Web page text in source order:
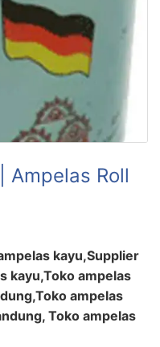
Ampelas Roll
kayu,Supplier
kayu,Toko ampelas
ampelas
Toko ampelas